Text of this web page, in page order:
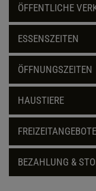
ÖFFENTLICHE
ESSENSZEITEN
ÖFFNUNGSZEITEN
HAUSTIERE
BEZAHLUNG &